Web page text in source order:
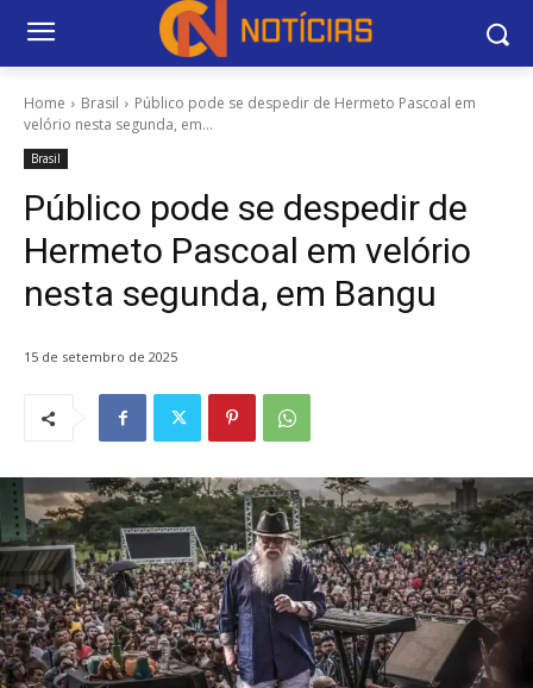
Home Brasil
Público pode se despedir de Hermeto Pascoal em
velório nesta segunda, em...
Brasil
Público pode se despedir de
Hermeto Pascoal em velório
nesta segunda, em Bangu
15 de setembro de 2025